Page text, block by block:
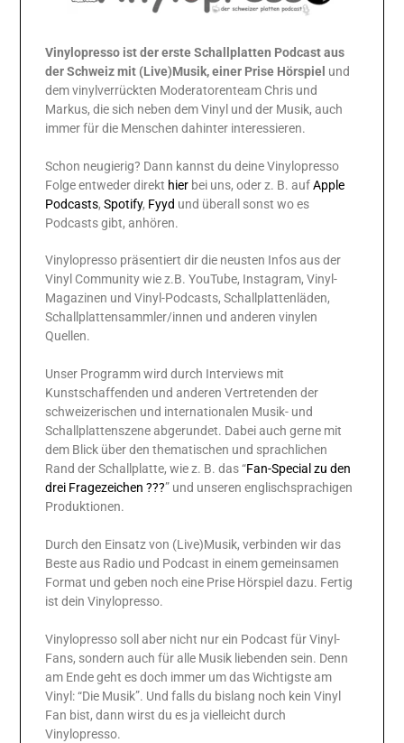
Vinylopresso ist der erste Schallplatten Podcast aus
der Schweiz mit (Live)Musik, einer Prise Hörspiel und
dem vinylverrückten Moderatorenteam Chris und
Markus, die sich neben dem Vinyl und der Musik, auch
immer für die Menschen dahinter interessieren.
Schon neugierig? Dann kannst du deine Vinylopresso
Folge entweder direkt hierbei uns, oder z. B. aufApple
Podcasts, Spotify, Fyyd und überall sonst wo es
Podcasts gibt, anhören.
Vinylopresso präsentiert dir die neusten Infos aus der
Vinyl Community wie z.B. YouTube, Instagram, Vinyl-
Magazinen und Vinyl-Podcasts, Schallplattenläden,
Schallplattensammler/innen und anderen vinylen
Quellen.
Unser Programm wird durch Interviews mit
Kunstschaffenden und anderen Vertretenden der
schweizerischen und internationalen Musik- und
Schallplattenszene abgerundet. Dabei auch gerne mit
dem Blick über den thematischen und sprachlichen
Rand der Schallplatte, wie z. B. das “Fan-Special zu den
drei Fragezeichen ???” und unseren englischsprachigen
Produktionen.
Durch den Einsatz von (Live)Musik, verbinden wir das
Beste aus Radio und Podcast in einem gemeinsamen
Format und geben noch eine Prise Hörspiel dazu. Fertig
ist dein Vinylopresso.
Vinylopresso soll aber nicht nur ein Podcast für Vinyl-
Fans, sondern auch für alle Musik liebenden sein. Denn
am Ende geht es doch immer um das Wichtigste am
Vinyl: “Die Musik”. Und falls du bislang noch kein Vinyl
Fan bist, dann wirst du es ja vielleicht durch
Vinylopresso.